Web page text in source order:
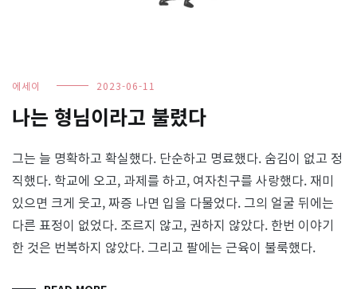
에세이 2023-06-11
나는 형님이라고 불렸다
그는 늘 명확하고 확실했다. 단순하고 명료했다. 숨김이 없고 정
직했다. 학교에 오고, 과제를 하고, 여자친구를 사랑했다. 재미
있으면 크게 웃고, 짜증 나면 입을 다물었다. 그의 얼굴 뒤에는
다른 표정이 없었다. 조르지 않고, 권하지 않았다. 한번 이야기
한 것은 번복하지 않았다. 그리고 팔에는 근육이 불룩했다.